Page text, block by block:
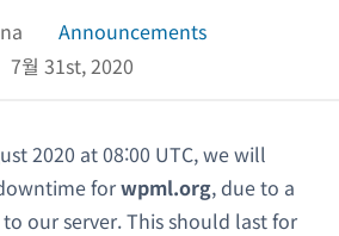
Announcements
7월 31st, 2020
2020 at 08:00 UTC, we will
forwpml.org, due to a
our server. This should last for